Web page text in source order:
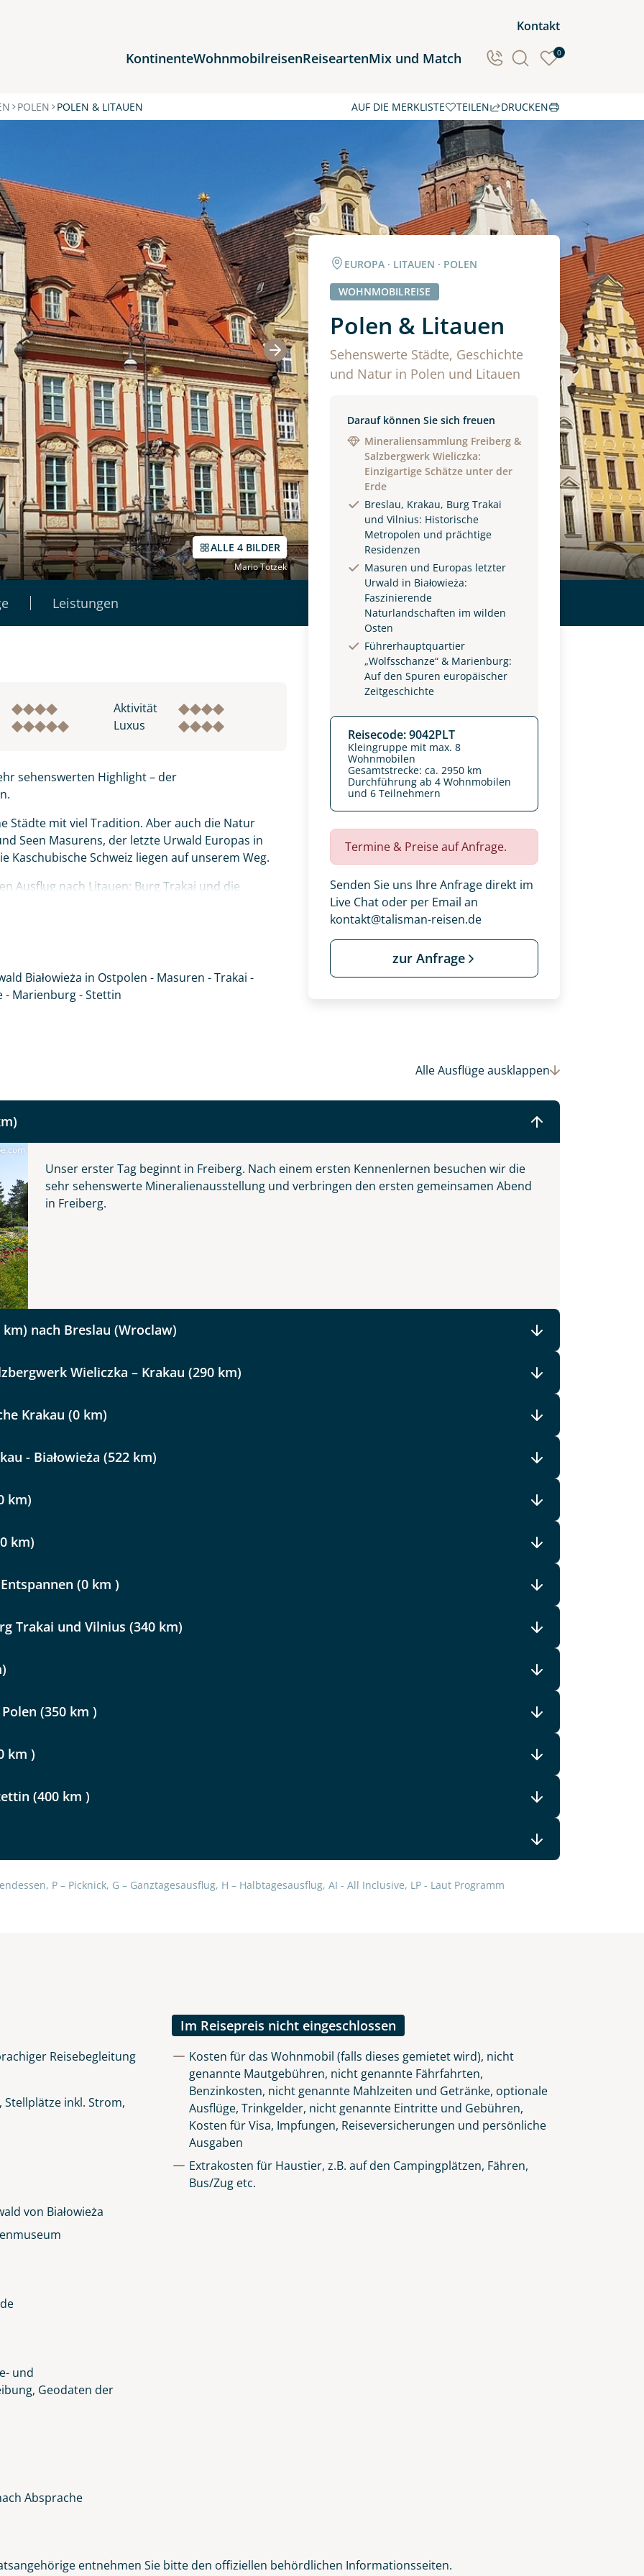
Kontakt
KontinenteWohnmobilreisenReiseartenMix und Match 0
Reisen auf der Merkliste
Ozeanien
Südamerika
POLEN POLEN & LITAUEN AUF DIE MERKLISTE TEILEN DRUCKEN
ALLE 4 BILDER
Mario Totzek
Leistungen
EUROPA · LITAUEN · POLEN
WOHNMOBILREISE
Polen & Litauen
Sehenswerte Städte, Geschichte
und Natur in Polen und Litauen
Darauf können Sie sich freuen
Mineraliensammlung Freiberg &
Salzbergwerk Wieliczka:
Einzigartige Schätze unter der
Erde
Breslau, Krakau, Burg Trakai
und Vilnius: Historische
Metropolen und prächtige
Residenzen
Masuren und Europas letzter
Urwald in Białowieża:
Faszinierende
Naturlandschaften im wilden
Osten
Führerhauptquartier
„Wolfsschanze“ & Marienburg:
Auf den Spuren europäischer
Zeitgeschichte
Reisecode: 9042PLT
Kleingruppe mit max. 8
Wohnmobilen
Gesamtstrecke: ca. 2950 km
Durchführung ab 4 Wohnmobilen
und 6 Teilnehmern
Termine & Preise auf Anfrage.
Senden Sie uns Ihre Anfrage direkt im
Live Chat oder per Email an
kontakt@talisman-reisen.de
zur Anfrage
Aktivität
Luxus
sehenswerten Highlight – der
Städte mit viel Tradition. Aber auch die Natur
Seen Masurens, der letzte Urwald Europas in
Kaschubische Schweiz liegen auf unserem Weg.
Ausflug nach Litauen: Burg Trakai und die
Tour durch die schönsten Städte und
Sie einige Eindrücke des Baltikums in Litauen!
Białowieża in Ostpolen - Masuren - Trakai -
- Marienburg - Stettin
Alle Ausflügeausklappen
Unser erster Tag beginnt in Freiberg. Nach einem ersten Kennenlernen besuchen wir die
sehr sehenswerte Mineralienausstellung und verbringen den ersten gemeinsamen Abend
in Freiberg.
km) nach Breslau (Wroclaw)
Wieliczka – Krakau (290 km)
Krakau (0 km)
- Białowieża (522 km)
km)
km)
(0 km )
Trakai und Vilnius (340 km)
(350 km )
km )
(400 km )
P – Picknick, G – Ganztagesausflug, H – Halbtagesausflug, AI - All Inclusive, LP - Laut Programm
Reisebegleitung
inkl. Strom,
von Białowieża
und
Geodaten der
Im Reisepreis nicht eingeschlossen
Kosten für das Wohnmobil (falls dieses gemietet wird), nicht
genannte Mautgebühren, nicht genannte Fährfahrten,
Benzinkosten, nicht genannte Mahlzeiten und Getränke, optionale
Ausflüge, Trinkgelder, nicht genannte Eintritte und Gebühren,
Kosten für Visa, Impfungen, Reiseversicherungen und persönliche
Ausgaben
Extrakosten für Haustier, z.B. auf den Campingplätzen, Fähren,
Bus/Zug etc.
Absprache
entnehmen Sie bitte den offiziellen behördlichen Informationsseiten.
Ihr Urlaub - so individuell wie Sie. Teilen Sie uns Ihre Wunschtermine für die Reise
kontaktieren Sie, um alles Weitere zu besprechen. Gemeinsam gestalten wir Ihre
Telefon
Option 2